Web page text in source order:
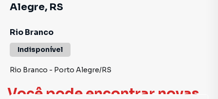
Você pode encontrar novas
Alegre, RS
Rio Branco
Indisponível
Rio Branco - Porto Alegre/RS